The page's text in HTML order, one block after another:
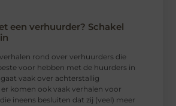
een verhuurder? Schakel
rond over verhuurders die
voor hebben met de huurders in
vaak over achterstallig
komen ook vaak verhalen voor
ineens besluiten dat zij (veel) meer